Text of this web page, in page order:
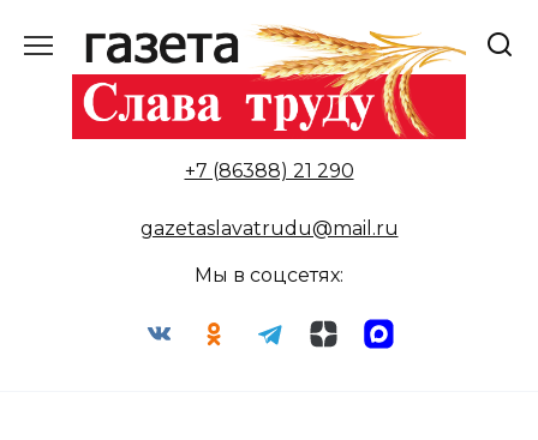
содержанию
+7 (86388) 21 290
gazetaslavatrudu@mail.ru
Мы в соцсетях: